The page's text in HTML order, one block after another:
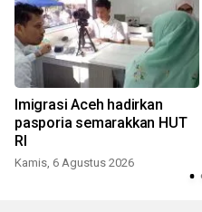
Imigrasi Aceh hadirkan
pasporia semarakkan HUT
RI
Kamis, 6 Agustus 2026